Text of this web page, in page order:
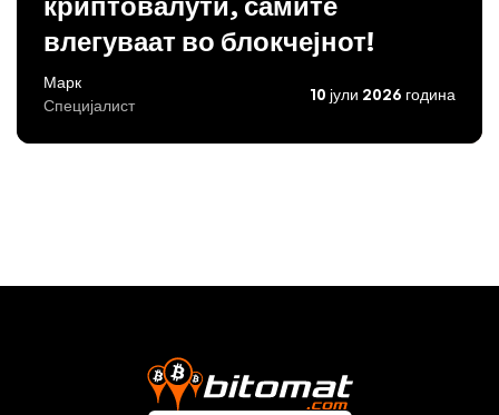
влегуваат во блокчејнот!
Марк
Специјалист
10 јули 2026 година